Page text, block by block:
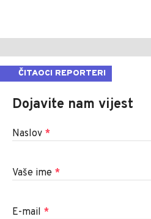
ČITAOCI REPORTERI
Dojavite nam vijest
Naslov *
Vaše ime *
E-mail *